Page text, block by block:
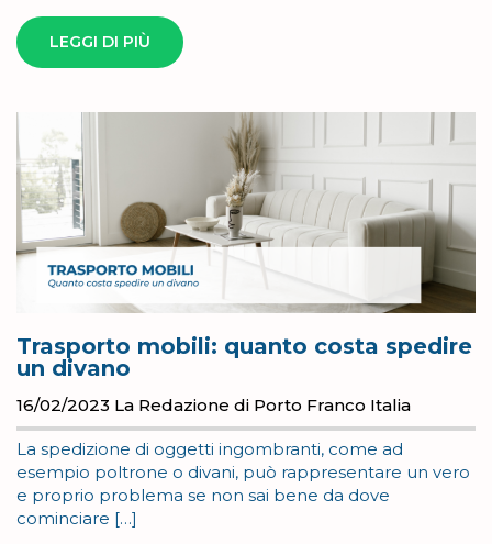
LEGGI DI PIÙ
Trasporto mobili: quanto costa spedire
un divano
16/02/2023 La Redazione di Porto Franco Italia
La spedizione di oggetti ingombranti, come ad
esempio poltrone o divani, può rappresentare un vero
e proprio problema se non sai bene da dove
cominciare […]